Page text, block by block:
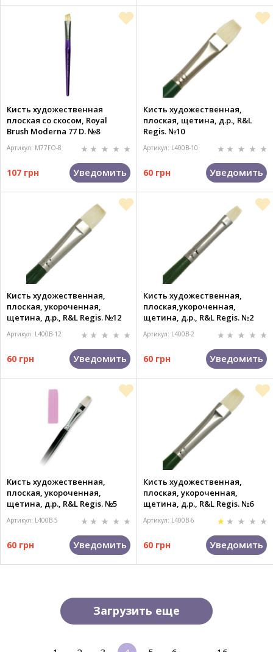
Кисть художественная
плоская со скосом, Royal
Brush Moderna 77 D. №8
Артикул: M77FO-8
107 грн Уведомить
Кисть художественная,
плоская, щетина, д.р., R&L
Regis. №10
Артикул: L400B-10
60 грн Уведомить
Кисть художественная,
плоская, укороченная,
щетина, д.р., R&L Regis. №12
Артикул: L400B-12
60 грн Уведомить
Кисть художественная,
плоская,укороченная,
щетина, д.р., R&L Regis. №2
Артикул: L400B-2
60 грн Уведомить
Кисть художественная,
плоская, укороченная,
щетина, д.р., R&L Regis. №5
Артикул: L400B-5
60 грн Уведомить
Кисть художественная,
плоская, укороченная,
щетина, д.р., R&L Regis. №6
Артикул: L400B-6
60 грн Уведомить
Загрузить еще